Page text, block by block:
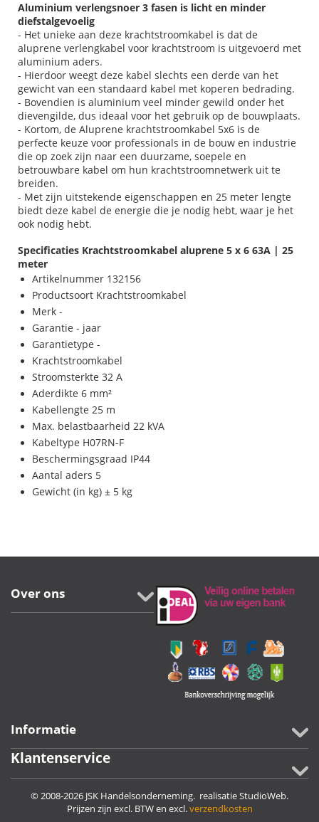
Aluminium verlengsnoer 3 fasen is licht en minder
diefstalgevoelig
- Het unieke aan deze krachtstroomkabel is dat de
aluprene verlengkabel voor krachtstroom is uitgevoerd met
aluminium aders.
- Hierdoor weegt deze kabel slechts een derde van het
gewicht van een standaard kabel met koperen bedrading.
- Bovendien is aluminium veel minder gewild onder het
dievengilde, dus ideaal voor het gebruik op de bouwplaats.
- Kortom, de Aluprene krachtstroomkabel 5x6 is de
perfecte keuze voor professionals in de bouw en industrie
die op zoek zijn naar een duurzame, soepele en
betrouwbare kabel om hun krachtstroomnetwerk uit te
breiden.
- Met zijn uitstekende eigenschappen en 25 meter lengte
biedt deze kabel de energie die je nodig hebt, waar je het
ook nodig hebt.
Specificaties Krachtstroomkabel aluprene 5 x 6 63A | 25
meter
Artikelnummer 132156
Productsoort Krachtstroomkabel
Merk -
Garantie - jaar
Garantietype -
Krachtstroomkabel
Stroomsterkte 32 A
Aderdikte 6 mm²
Kabellengte 25 m
Max. belastbaarheid 22 kVA
Kabeltype H07RN-F
Beschermingsgraad IP44
Aantal aders 5
Gewicht (in kg) ± 5 kg
Over ons
Informatie
Klantenservice
© 2008-2026 JSK Handelsonderneming. realisatieStudioWeb.
Prijzen zijn excl. BTW en excl.verzendkosten